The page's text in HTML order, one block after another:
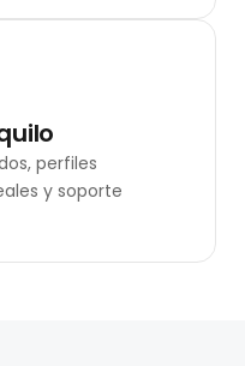
perfiles
y soporte